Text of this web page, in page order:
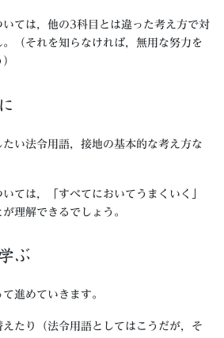
ては，他の3科目とは違った考え方で対
（それを知らなければ，無用な努力を
い法令用語，接地の基本的な考え方な
ては，「すべてにおいてうまくいく」
理解できるでしょう。
ぶ
進めていきます。
たり（法令用語としてはこうだが，そ